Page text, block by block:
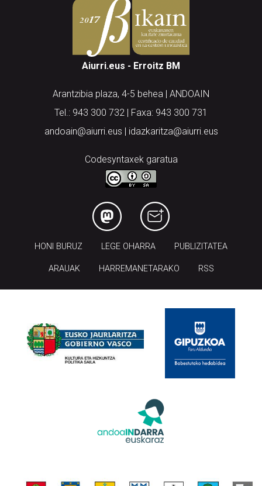
Aiurri.eus - Erroitz BM
Arantzibia plaza, 4-5 behea | ANDOAIN
Tel.: 943 300 732 | Faxa: 943 300 731
andoain@aiurri.eus | idazkaritza@aiurri.eus
Codesyntaxek garatua
HONI BURUZ LEGE OHARRA PUBLIZITATEA
ARAUAK HARREMANETARAKO RSS